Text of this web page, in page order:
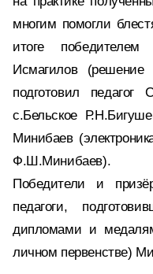
многим помогли
итоге
Исмагилов (решение
подготовил
с.Бельское
Минибаев
Ф.Ш.Минибаев).
Победители и
педагоги,
дипломами и
личном первенстве)